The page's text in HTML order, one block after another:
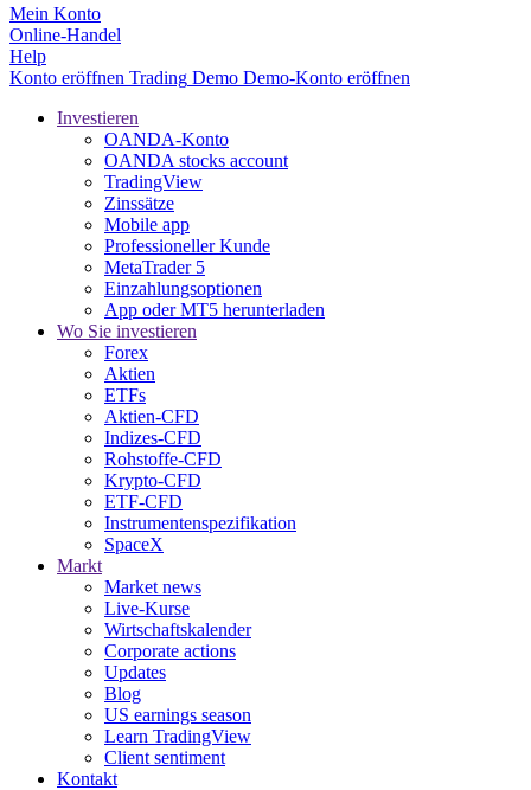
Mein Konto
Online-Handel
Help
Konto eröffnen Trading Demo Demo-Konto eröffnen
Investieren
OANDA-Konto
OANDA stocks account
TradingView
Zinssätze
Mobile app
Professioneller Kunde
MetaTrader 5
Einzahlungsoptionen
App oder MT5 herunterladen
Wo Sie investieren
Forex
Aktien
ETFs
Aktien-CFD
Indizes-CFD
Rohstoffe-CFD
Krypto-CFD
ETF-CFD
Instrumentenspezifikation
SpaceX
Markt
Market news
Live-Kurse
Wirtschaftskalender
Corporate actions
Updates
Blog
US earnings season
Learn TradingView
Client sentiment
Kontakt